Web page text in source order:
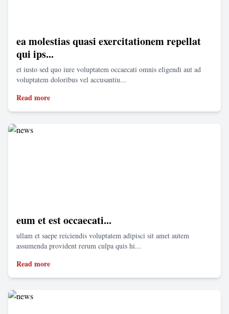
ea molestias quasi exercitationem repellat
qui ips...
et iusto sed quo iure voluptatem occaecati omnis eligendi aut ad
voluptatem doloribus vel accusantiu...
Read more
eum et est occaecati...
ullam et saepe reiciendis voluptatem adipisci sit amet autem
assumenda provident rerum culpa quis hi...
Read more